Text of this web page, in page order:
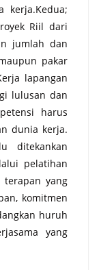
kerja.Kedua;
Riil dari
jumlah dan
pakar
lapangan
lulusan dan
harus
dunia kerja.
ditekankan
pelatihan
yang
komitmen
huruh
yang